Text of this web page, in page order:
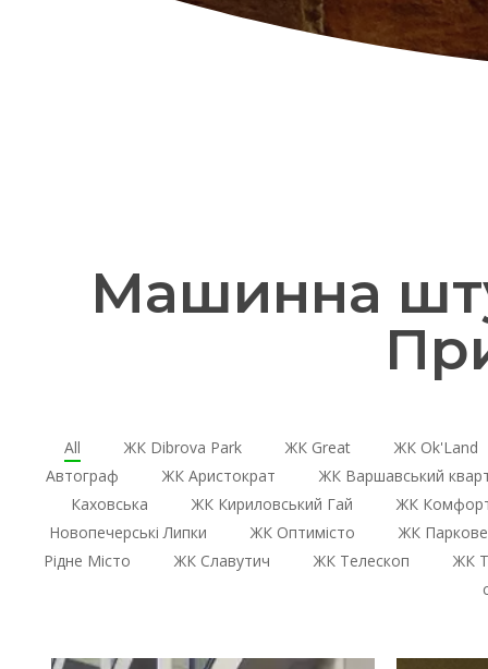
Машинна
All ЖК Dibrova Park ЖК Great ЖК Ok'Land
Автограф
ЖК Аристократ ЖК Варшавський
Каховська
ЖК Кириловський Гай ЖК
Новопечерські Липки
ЖК Оптимісто ЖК
Рідне Місто
ЖК Славутич ЖК Телескоп ЖК